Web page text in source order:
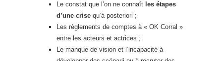
Le constat que l’on ne connaît les étapes
d’une crise qu’à posteriori ;
Les règlements de comptes à « OK Corral »
entre les acteurs et actrices ;
Le manque de vision et l’incapacité à